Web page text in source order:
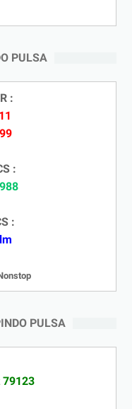
PULSA
:
:
:
PULSA